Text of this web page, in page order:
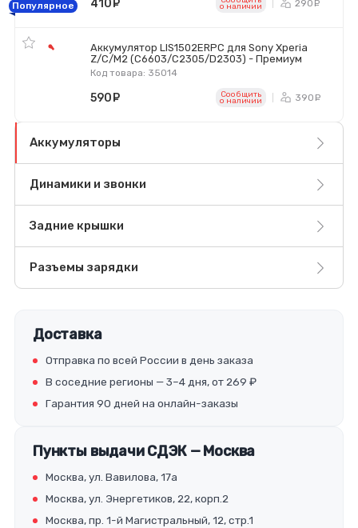
Популярное 410 o наличии 290
Аккумулятор LIS1502ERPC для Sony Xperia
Z/C/M2 (C6603/C2305/D2303) - Премиум
Код товара: 35014
590 Сообщить
o наличии 390
Аккумуляторы
Динамики и звонки
Задние крышки
Разъемы зарядки
Доставка
Отправка по всей России в день заказа
В соседние регионы — 3–4 дня, от 269 ₽
Гарантия 90 дней на онлайн-заказы
Пункты выдачи СДЭК — Москва
Москва, ул. Вавилова, 17а
Москва, ул. Энергетиков, 22, корп.2
Москва, пр. 1-й Магистральный, 12, стр.1